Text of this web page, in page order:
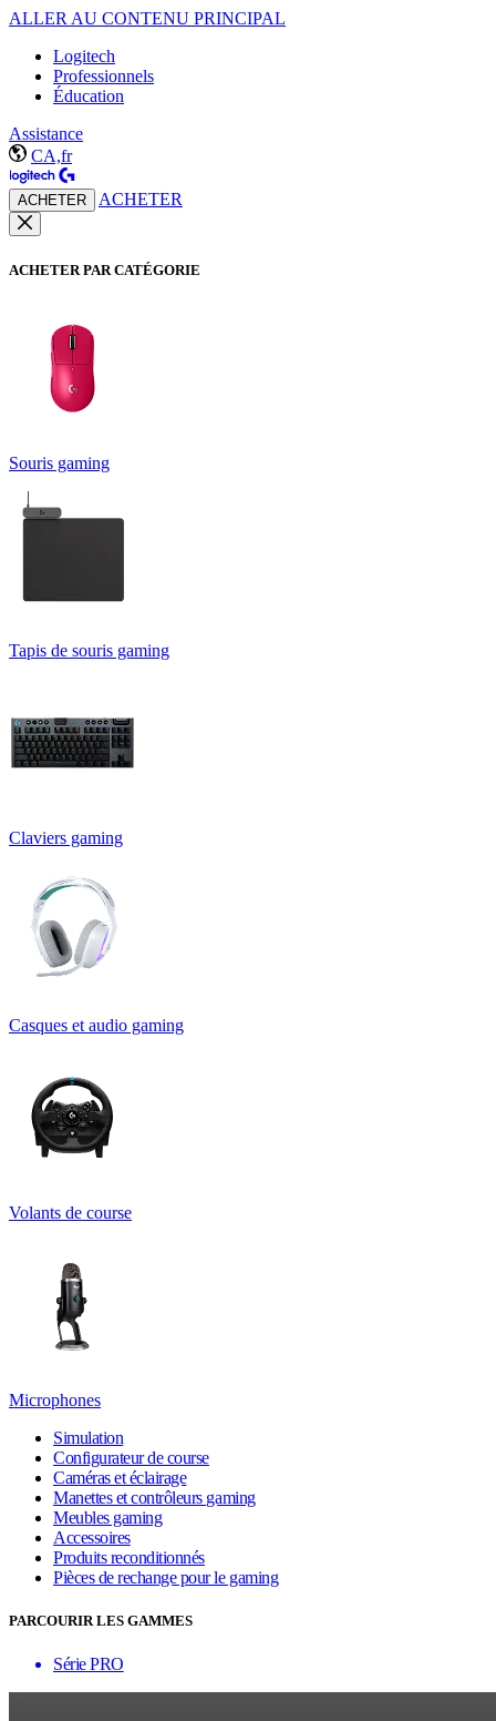
ALLER AU CONTENU PRINCIPAL
Logitech
Professionnels
Éducation
Assistance
CA,fr
ACHETER ACHETER
ACHETER PAR CATÉGORIE
Souris gaming
Tapis de souris gaming
Claviers gaming
Casques et audio gaming
Volants de course
Microphones
Simulation
Configurateur de course
Caméras et éclairage
Manettes et contrôleurs gaming
Meubles gaming
Accessoires
Produits reconditionnés
Pièces de rechange pour le gaming
PARCOURIR LES GAMMES
Série PRO